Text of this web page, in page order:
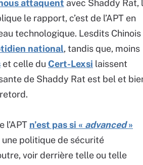
attaquent avec Shaddy Rat,
le rapport, c’est de l’APT en
technologique. Lesdits Chinois
national, tandis que, moins
et celle du Cert-Lexsi laissent
de Shaddy Rat est bel et
l’APT n’est pas si « advanced»
politique de sécurité
voir derrière telle ou telle